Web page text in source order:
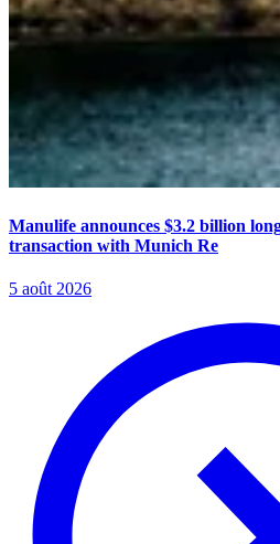
Manulife announces $3.2 billion
transaction with Munich Re
5 août 2026